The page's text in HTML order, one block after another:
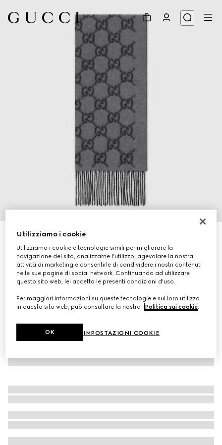
Sciarpa in cashmere GG
CHF 860
Variantegrigio scuro e nero
Utilizziamo i cookie
Utilizziamo i cookie e tecnologie simili per migliorare la
navigazione del sito, analizzarne l'utilizzo, agevolare la nostra
attività di marketing e consentirle di condividere i nostri contenuti
nelle sue pagine di social network. Continuando ad utilizzare
questo sito web, lei accetta le presenti condizioni d'uso.
Per maggiori informazioni su queste tecnologie e sul loro utilizzo
in questo sito web, può consultare la nostra
Politica sui cookie.
IMPOSTAZIONI COOKIE
OK